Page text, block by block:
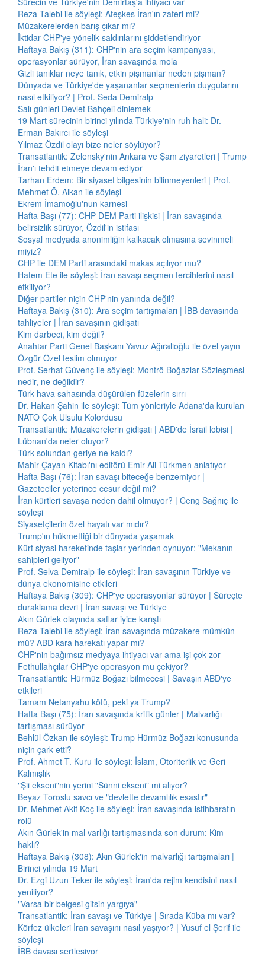
Reza Talebi ile söyleşi: Ateşkes İran'ın zaferi mi?
Müzakerelerden barış çıkar mı?
İktidar CHP'ye yönelik saldırılarını şiddetlendiriyor
Haftaya Bakış (311): CHP'nin ara seçim kampanyası,
operasyonlar sürüyor, İran savaşında mola
Gizli tanıklar neye tanık, etkin pişmanlar neden pişman?
Dünyada ve Türkiye'de yaşananlar seçmenlerin duygularını
nasıl etkiliyor? | Prof. Seda Demiralp
Salı günleri Devlet Bahçeli dinlemek
19 Mart sürecinin birinci yılında Türkiye'nin ruh hali: Dr.
Erman Bakırcı ile söyleşi
Yılmaz Özdil olayı bize neler söylüyor?
Transatlantik: Zelensky'nin Ankara ve Şam ziyaretleri | Trump
İran'ı tehdit etmeye devam ediyor
Tarhan Erdem: Bir siyaset bilgesinin bilinmeyenleri | Prof.
Mehmet Ö. Alkan ile söyleşi
Ekrem İmamoğlu'nun karnesi
Hafta Başı (77): CHP-DEM Parti ilişkisi | İran savaşında
belirsizlik sürüyor, Özdil'in istifası
Sosyal medyada anonimliğin kalkacak olmasına sevinmeli
miyiz?
CHP ile DEM Parti arasındaki makas açılıyor mu?
Hatem Ete ile söyleşi: İran savaşı seçmen tercihlerini nasıl
etkiliyor?
Diğer partiler niçin CHP'nin yanında değil?
Haftaya Bakış (310): Ara seçim tartışmaları | İBB davasında
tahliyeler | İran savaşının gidişatı
Kim darbeci, kim değil?
Anahtar Parti Genel Başkanı Yavuz Ağıralioğlu ile özel yayın
Özgür Özel teslim olmuyor
Prof. Serhat Güvenç ile söyleşi: Montrö Boğazlar Sözleşmesi
nedir, ne değildir?
Türk hava sahasında düşürülen füzelerin sırrı
Dr. Hakan Şahin ile söyleşi: Tüm yönleriyle Adana'da kurulan
NATO Çok Ulsulu Kolordusu
Transatlantik: Müzakerelerin gidişatı | ABD'de İsrail lobisi |
Lübnan'da neler oluyor?
Türk solundan geriye ne kaldı?
Mahir Çayan Kitabı'nı editörü Emir Ali Türkmen anlatıyor
Hafta Başı (76): İran savaşı biteceğe benzemiyor |
Gazeteciler yeterince cesur değil mi?
İran kürtleri savaşa neden dahil olmuyor? | Ceng Sağnıç ile
söyleşi
Siyasetçilerin özel hayatı var mıdır?
Trump'ın hükmettiği bir dünyada yaşamak
Kürt siyasi hareketinde taşlar yerinden oynuyor: "Mekanın
sahipleri geliyor"
Prof. Selva Demiralp ile söyleşi: İran savaşının Türkiye ve
dünya ekonomisine etkileri
Haftaya Bakış (309): CHP'ye operasyonlar sürüyor | Süreçte
duraklama devri | İran savaşı ve Türkiye
Akın Gürlek olayında saflar iyice karıştı
Reza Talebi ile söyleşi: İran savaşında müzakere mümkün
mü? ABD kara harekatı yapar mı?
CHP'nin bağımsız medyaya ihtiyacı var ama işi çok zor
Fethullahçılar CHP'ye operasyon mu çekiyor?
Transatlantik: Hürmüz Boğazı bilmecesi | Savaşın ABD'ye
etkileri
Tamam Netanyahu kötü, peki ya Trump?
Hafta Başı (75): İran savaşında kritik günler | Malvarlığı
tartışması sürüyor
Behlül Özkan ile söyleşi: Trump Hürmüz Boğazı konusunda
niçin çark etti?
Prof. Ahmet T. Kuru ile söyleşi: İslam, Otoriterlik ve Geri
Kalmışlık
"Şii ekseni"nin yerini "Sünni ekseni" mi alıyor?
Beyaz Toroslu savcı ve "devlette devamlılık esastır"
Dr. Mehmet Akif Koç ile söyleşi: İran savaşında istihbaratın
rolü
Akın Gürlek'in mal varlığı tartışmasında son durum: Kim
haklı?
Haftaya Bakış (308): Akın Gürlek'in malvarlığı tartışmaları |
Birinci yılında 19 Mart
Dr. Ezgi Uzun Teker ile söyleşi: İran'da rejim kendisini nasıl
yeniliyor?
"Varsa bir belgesi gitsin yargıya"
Transatlantik: İran savaşı ve Türkiye | Sırada Küba mı var?
Körfez ülkeleri İran savaşını nasıl yaşıyor? | Yusuf el Şerif ile
söyleşi
İBB davası sertleşiyor